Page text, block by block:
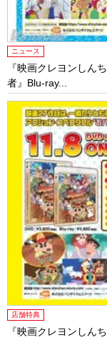
ニュース
『映画クレヨンしん
者』Blu-ray...
店舗特典
『映画クレヨンしん